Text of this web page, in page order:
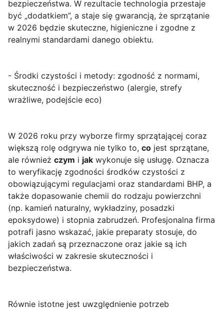
bezpieczeństwa. W rezultacie technologia przestaje
być „dodatkiem”, a staje się gwarancją, że sprzątanie
w 2026 będzie skuteczne, higieniczne i zgodne z
realnymi standardami danego obiektu.
- Środki czystości i metody: zgodność z normami,
skuteczność i bezpieczeństwo (alergie, strefy
wrażliwe, podejście eco)
W 2026 roku przy wyborze firmy sprzątającej coraz
większą rolę odgrywa nie tylko to, co jest sprzątane,
ale również czym i jak wykonuje się usługę. Oznacza
to weryfikację zgodności środków czystości z
obowiązującymi regulacjami oraz standardami BHP, a
także dopasowanie chemii do rodzaju powierzchni
(np. kamień naturalny, wykładziny, posadzki
epoksydowe) i stopnia zabrudzeń. Profesjonalna firma
potrafi jasno wskazać, jakie preparaty stosuje, do
jakich zadań są przeznaczone oraz jakie są ich
właściwości w zakresie skuteczności i
bezpieczeństwa.
Równie istotne jest uwzględnienie potrzeb